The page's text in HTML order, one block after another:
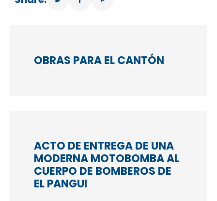
OBRAS PARA EL CANTÓN
ACTO DE ENTREGA DE UNA
MODERNA MOTOBOMBA AL
CUERPO DE BOMBEROS DE
EL PANGUI